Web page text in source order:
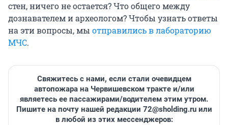
стен, ничего не остается? Что общего между
дознавателем и археологом? Чтобы узнать ответы
на эти вопросы, мы отправились в лабораторию
МЧС.
Свяжитесь с нами, если стали очевидцем
автопожара на Червишевском тракте и/или
являетесь ее пассажирами/водителем этим утром.
Пишите на почту нашей редакции 72@sholding.ruили
в любой из этих мессенджеров: